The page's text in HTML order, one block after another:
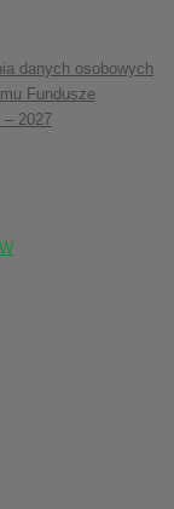
danych osobowych
Fundusze
– 2027